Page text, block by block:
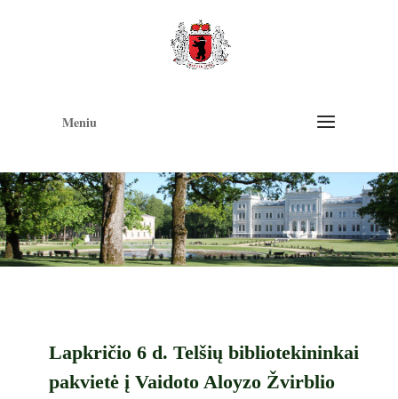
Meniu
Lapkričio 6 d. Telšių bibliotekininkai
pakvietė į Vaidoto Aloyzo Žvirblio